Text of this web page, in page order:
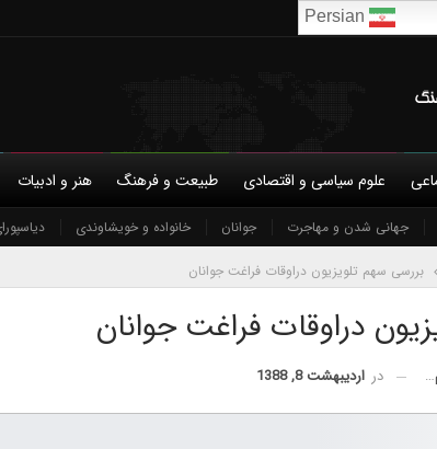
شرایط همکاری و عضویت تماس با ما حمایت مالی حریم جهانی شدن و مهاجرت جوانان خانواده و خویشاوندی
علوم سیاسی و اقتصادی طبیعت و فرهنگ هنر و ادبیات
بررسی سهم تلویزیون دراوقات فراغت جوانان
دراوقات فراغت جوانان
در اردیبهشت 8, 1388